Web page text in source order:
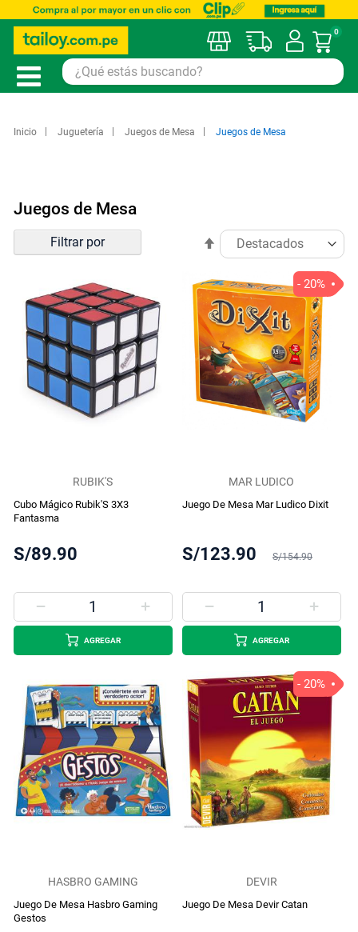
Mi
0
Inicio Juguetería Juegos de Mesa Juegos de Mesa
Juegos de Mesa
Ordenar
por Establecer
dirección
descendente
RUBIK'S
Cubo Mágico Rubik'S 3X3
Fantasma
S/89.90
AGREGAR
MAR LUDICO
Juego De Mesa Mar Ludico Dixit
S/123.90 S/154.90
- 20%
AGREGAR
HASBRO GAMING
Juego De Mesa Hasbro Gaming
Gestos
DEVIR
Juego De Mesa Devir Catan
- 20%
Filtrar por